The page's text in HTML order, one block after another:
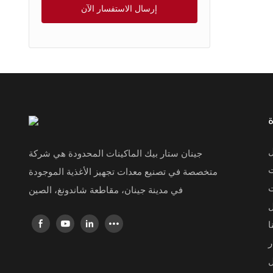
إرسال الاستفسار الآن
يمكّن الآلة
الملون
جينان ستار بيك الماكينات المحدودة هي شركة
متخصصة في تصنيع معدات تجهيز الأغذية الموجودة